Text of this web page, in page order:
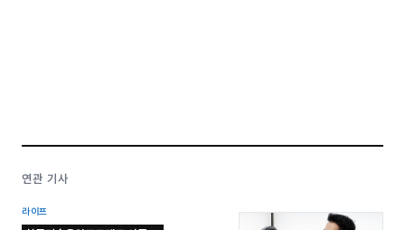
연관 기사
라이프